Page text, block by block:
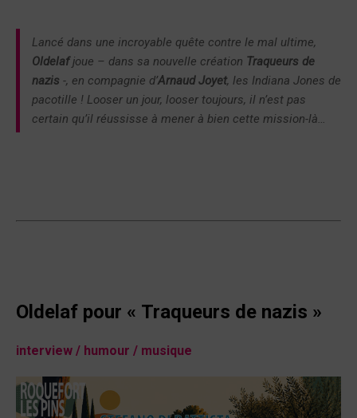
Lancé dans une incroyable quête contre le mal ultime,
Oldelafjoue – dans sa nouvelle création Traqueurs de
nazis -, en compagnie d’Arnaud Joyet, les Indiana Jones de
pacotille ! Looser un jour, looser toujours, il n’est pas
certain qu’il réussisse à mener à bien cette mission-là…
Oldelaf pour « Traqueurs de nazis »
interview / humour / musique